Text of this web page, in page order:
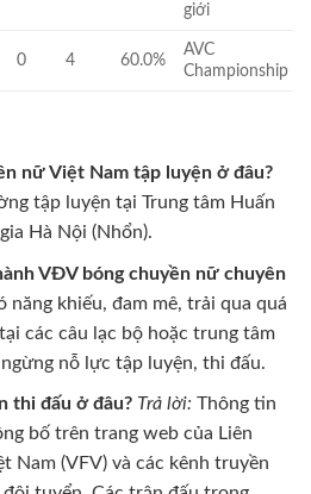
giới
0 4 60.0%
AVC
Championship
nữ Việt Nam tập luyện ở đâu?
tập luyện tại Trung tâm Huấn
Hà Nội (Nhổn).
VĐV bóng chuyền nữ chuyên
năng khiếu, đam mê, trải qua quá
các câu lạc bộ hoặc trung tâm
nỗ lực tập luyện, thi đấu.
thi đấu ở đâu? Trả lời: Thông tin
bố trên trang web của Liên
Nam (VFV) và các kênh truyền